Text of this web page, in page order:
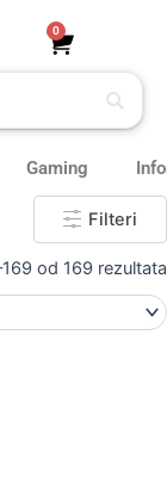
0
Cart
Gaming
Filteri
od 169 rezultata